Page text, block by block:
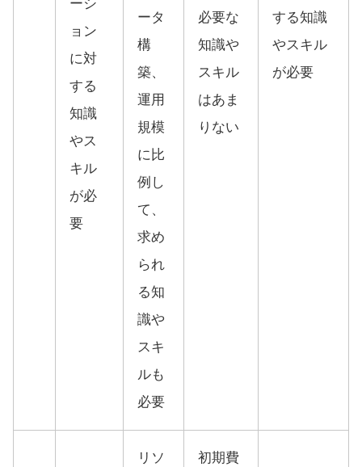
ーシ
ョン
に対
する
知識
やス
キル
が必
要
ータ
構
築、
運用
規模
に比
例し
て、
求め
られ
る知
識や
スキ
ルも
必要
必要な
知識や
スキル
はあま
りない
する知識
やスキル
が必要
リソ
初期費